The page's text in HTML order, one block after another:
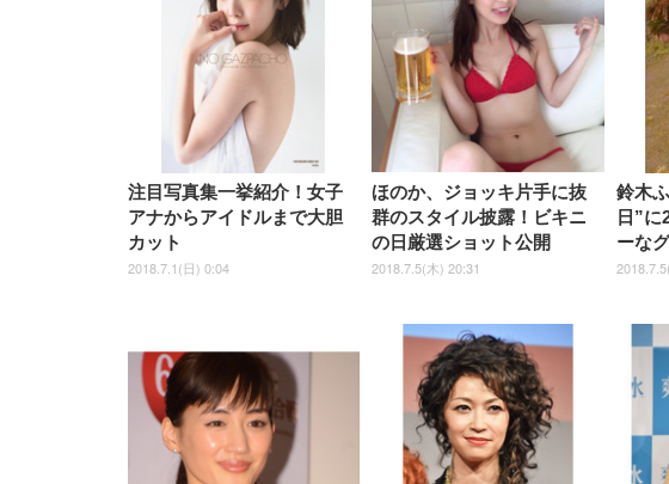
ト 約105度ロッキング pc 事務
椅子 360度回転 座面昇降 強化
ナイロン樹脂ベース 通気性メ
ッシュ 在宅ワーク H-
WY01(黒網+黒枠+黒足)
￥27,999
度ロッキング機能 人
子 腰サポート 90度跳
式アームレスト 3Dヘッ
ト ハンガー付き 高反
ョン PCチェア 通気性
ュ ゲーミング/勉強/事
しゃれ パソコンチェ
ック)
￥7,680
￥105,595 ￥49,979
￥3,234
￥1,800
注目写真集一挙紹介！女子
アナからアイドルまで大胆
カット
2018.7.1(日) 0:04
ほのか、ジョッキ片手に抜
群のスタイル披露！ビキニ
の日厳選ショット公開
2018.7.5(木) 20:31
鈴木
日”
ーな